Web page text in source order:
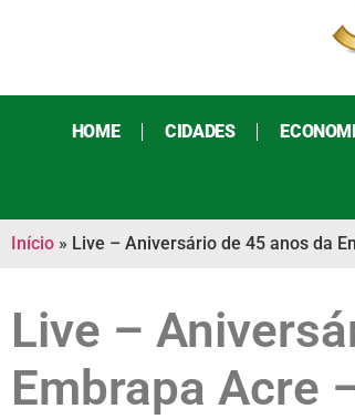
HOME CIDADES
Início » Live – Aniversário de 45 anos da
Live –
Embrapa Acre